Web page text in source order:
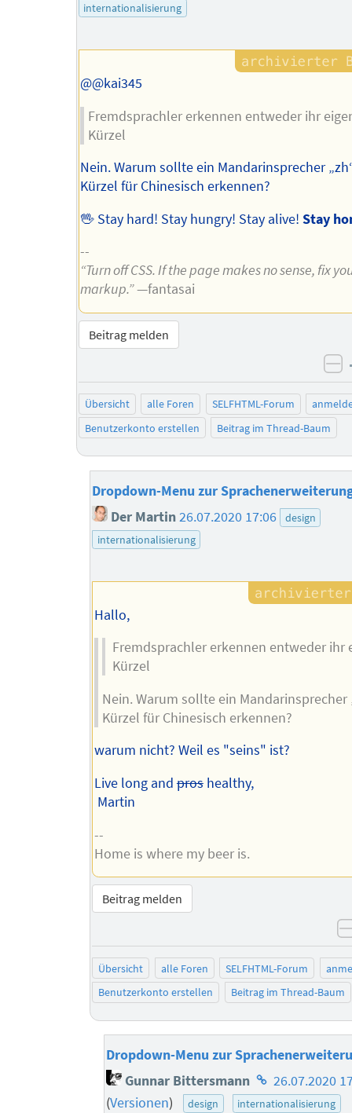
internationalisierung
@@kai345
Fremdsprachler erkennen entweder ihr
Kürzel
Nein. Warum sollte ein Mandarinsprecher
Kürzel für Chinesisch erkennen?
🖖 Stay hard! Stay hungry! Stay alive!Stay
--
“Turn off CSS. If the page makes no sense, fix
markup.”—fantasai
Beitrag melden
Übersicht alle Foren SELFHTML-Forum
Benutzerkonto erstellen
Beitrag im Thread-Baum
Dropdown-Menu zur
Der Martin26.07.2020 17:06
design
internationalisierung
Hallo,
Fremdsprachler erkennen entweder ihr
Kürzel
Nein. Warum sollte ein Mandarinsprecher
Kürzel für Chinesisch erkennen?
warum nicht? Weil es "seins" ist?
Live long andproshealthy,
Martin
--
Home is where my beer is.
Beitrag melden
Übersicht alle Foren SELFHTML-Forum
Benutzerkonto erstellen
Beitrag im Thread-Baum
Dropdown-Menu zur
Gunnar Bittersmann Homepage
des
26.07.2020
(Versionen) design internationalisierung